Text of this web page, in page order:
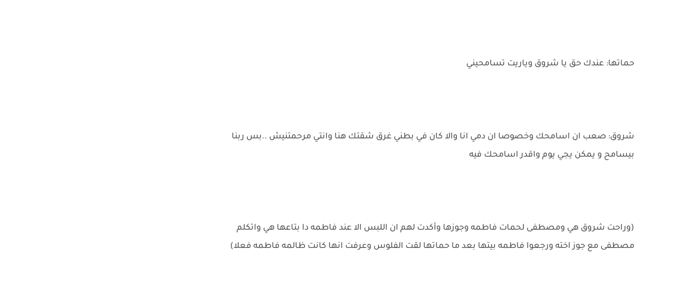
حماتها: عندك حق يا شروق وياريت تسامحيني
شروق: صعب ان اسامحك وخصوصا ان دمي انا والا كان في بطني غرق شقتك هنا وانتي مرحمتنيش ..بس ربنا
بيسامح و يمكن يجي يوم واقدر اسامحك فيه
(وراحت شروق هي ومصطفى لحمات فاطمه وجوزها وأكدت لهم ان اللبس الا عند فاطمه دا بتاعها هي واتكلم
مصطفى مع جوز اخته ورجعوا فاطمه بيتها بعد ما حماتها لقت الفلوس وعرفت انها كانت ظالمه فاطمه فعلا)